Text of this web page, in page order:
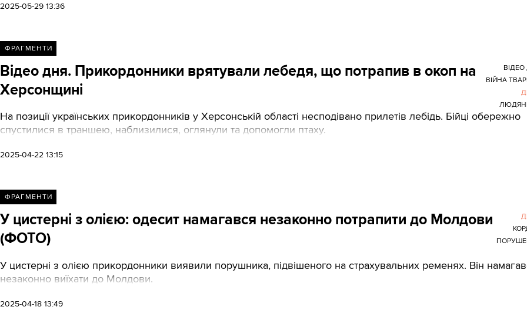
2025-05-29 13:36
ФРАГМЕНТИ
Відео дня. Прикордонники врятували лебедя, що потрапив в окоп на
Херсонщині
На позиції українських прикордонників у Херсонській області несподівано прилетів лебідь. Бійці обережно
спустилися в траншею, наблизилися, оглянули та допомогли птаху.
2025-04-22 13:15
ВІЙНА
ФРАГМЕНТИ
У цистерні з олією: одесит намагався незаконно потрапити до Молдови
(ФОТО)
У цистерні з олією прикордонники виявили порушника, підвішеного на страхувальних ременях. Він
незаконно виїхати до Молдови.
2025-04-18 13:49